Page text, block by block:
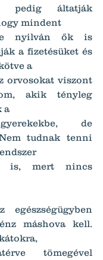
pedig áltatják
mindent
nyilván ők is
a fizetésüket és
a
orvosokat viszont
akik tényleg
a
de
tudnak tenni
is, mert nincs
máshova kell.
tömegével